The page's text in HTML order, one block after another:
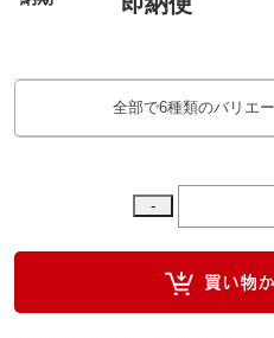
全部で6種類のバリエ